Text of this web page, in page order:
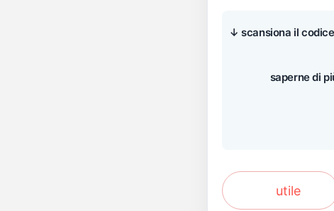
↓ scansiona il
saperne di
utile